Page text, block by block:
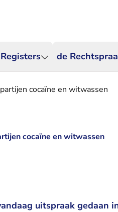
Registers de
cocaïne en witwassen
cocaïne en witwassen
uitspraak gedaan